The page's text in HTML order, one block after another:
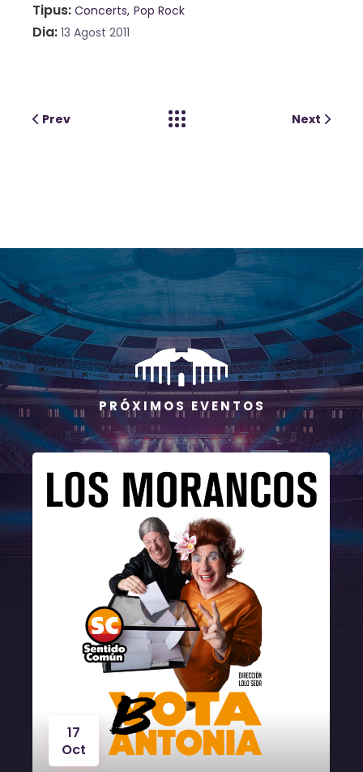
Tipus Concerts Pop Rock
Dia 13 Agost 2011
Prev Next
P R Ó X I M O S E V E N T O S
17
Oct